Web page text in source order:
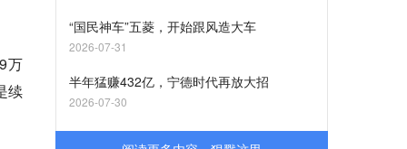
万
续
“国民神车”五菱，开始跟风造大车
2026-07-31
半年猛赚432亿，宁德时代再放大招
2026-07-30